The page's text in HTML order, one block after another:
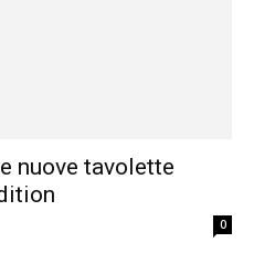
nuove tavolette
0